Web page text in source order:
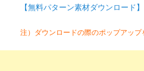
【無料パターン素材ダウンロード】
注）ダウンロードの際のポップアップ